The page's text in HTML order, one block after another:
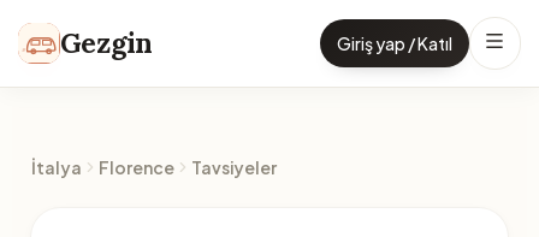
Gezgin Giriş yap / Katıl
İtalya Florence Tavsiyeler